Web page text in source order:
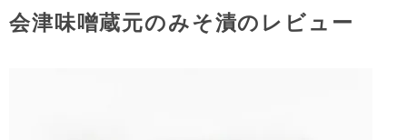
会津味噌蔵元のみそ漬のレビュー